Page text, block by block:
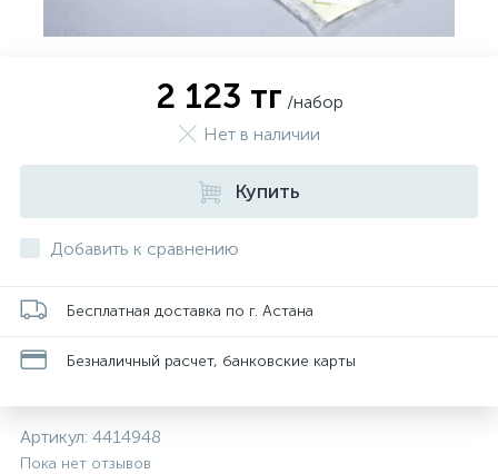
2 123 тг /набор
Нет в наличии
Купить
Добавить к сравнению
Бесплатная доставка по г. Астана
Безналичный расчет, банковские карты
Артикул: 4414948
Пока нет отзывов